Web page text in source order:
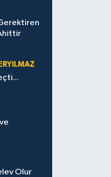
Olur